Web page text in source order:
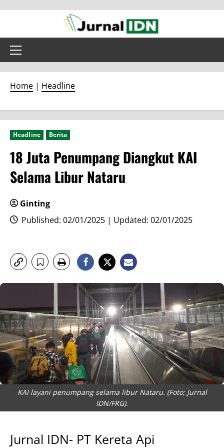
content
Primary
Home | Headline
Headline Berita
18 Juta Penumpang Diangkut KAI
Selama Libur Nataru
Ginting
Published: 02/01/2025 | Updated: 02/01/2025
KAI layani penumpang selama libur Nataru. (Foto; Jurnal
IDN/FRG).
Jurnal IDN- PT Kereta Api